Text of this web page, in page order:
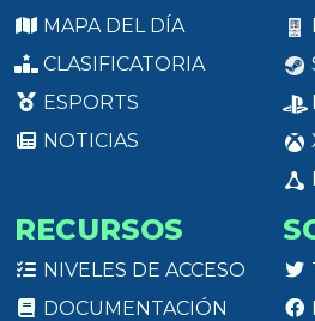
MAPA DEL DÍA
CLASIFICATORIA
ESPORTS
NOTICIAS
RECURSOS
NIVELES DE ACCESO
DOCUMENTACIÓN